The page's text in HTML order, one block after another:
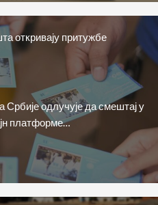
откривају притужбе
Србије одлучује да смештај у
платформе…